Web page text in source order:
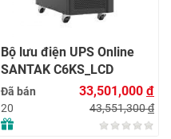
Bộ lưu điện UPS Online
SANTAK C6KS_LCD
Đã bán
20
33,501,000 đ
43,551,300đ